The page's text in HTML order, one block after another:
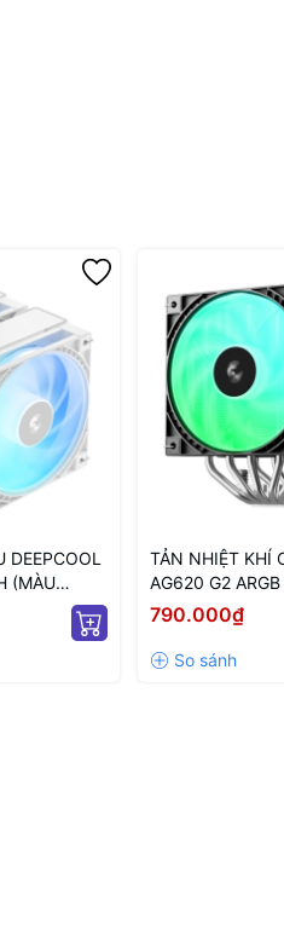
đều rất dễ
những bộ PC
(MÀU
LED
TẢN NHIỆT KHÍ
AG620 G2
QUẠT 120MM
790.000₫